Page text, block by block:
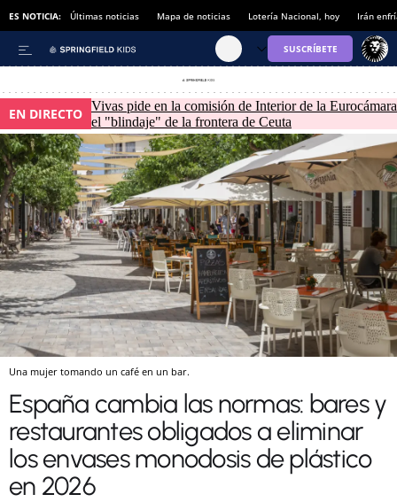
ES NOTICIA: Últimas noticias Mapa de noticias Lotería Nacional, hoy Irán
EN DIRECTO Vivas pide en la comisión de Interior de la Eurocámara
el "blindaje" de la frontera de Ceuta
Una mujer tomando un café en un bar.
España cambia las normas: bares y
restaurantes obligados a eliminar
los envases monodosis de plástico
en 2026